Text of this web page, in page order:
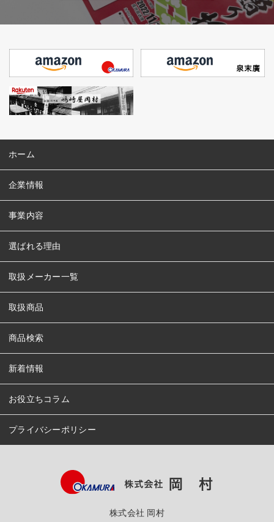
ホーム
企業情報
事業内容
選ばれる理由
取扱メーカー一覧
取扱商品
商品検索
新着情報
お役立ちコラム
プライバシーポリシー
株式会社 岡村